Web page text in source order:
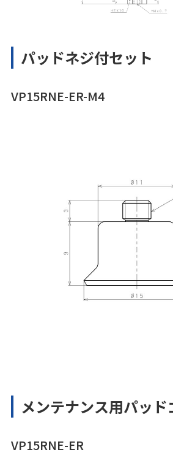
パッドネジ付セット
VP15RNE-ER-M4
メンテナンス用パッド
VP15RNE-ER